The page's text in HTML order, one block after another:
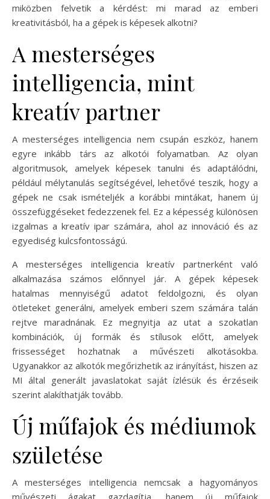
miközben felvetik a kérdést: mi marad az emberi
kreativitásból, ha a gépek is képesek alkotni?
A mesterséges
intelligencia, mint
kreatív partner
A mesterséges intelligencia nem csupán eszköz, hanem
egyre inkább társ az alkotói folyamatban. Az olyan
algoritmusok, amelyek képesek tanulni és adaptálódni,
például mélytanulás segítségével, lehetővé teszik, hogy a
gépek ne csak ismételjék a korábbi mintákat, hanem új
összefüggéseket fedezzenek fel. Ez a képesség különösen
izgalmas a kreatív ipar számára, ahol az innováció és az
egyediség kulcsfontosságú.
A mesterséges intelligencia kreatív partnerként való
alkalmazása számos előnnyel jár. A gépek képesek
hatalmas mennyiségű adatot feldolgozni, és olyan
ötleteket generálni, amelyek emberi szem számára talán
rejtve maradnának. Ez megnyitja az utat a szokatlan
kombinációk, új formák és stílusok előtt, amelyek
frissességet hozhatnak a művészeti alkotásokba.
Ugyanakkor az alkotók megőrizhetik az irányítást, hiszen az
MI által generált javaslatokat saját ízlésük és érzéseik
szerint alakíthatják tovább.
Új műfajok és médiumok
születése
A mesterséges intelligencia nemcsak a hagyományos
művészeti ágakat gazdagítja, hanem új műfajok